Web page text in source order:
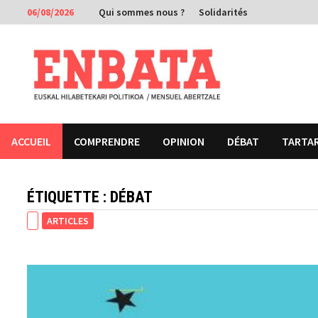
Passer
au
contenu
06/08/2026 Qui sommes nous ? Solidarités
ACCUEIL COMPRENDRE OPINION DÉBAT
ÉTIQUETTE : DÉBAT
ARTICLES